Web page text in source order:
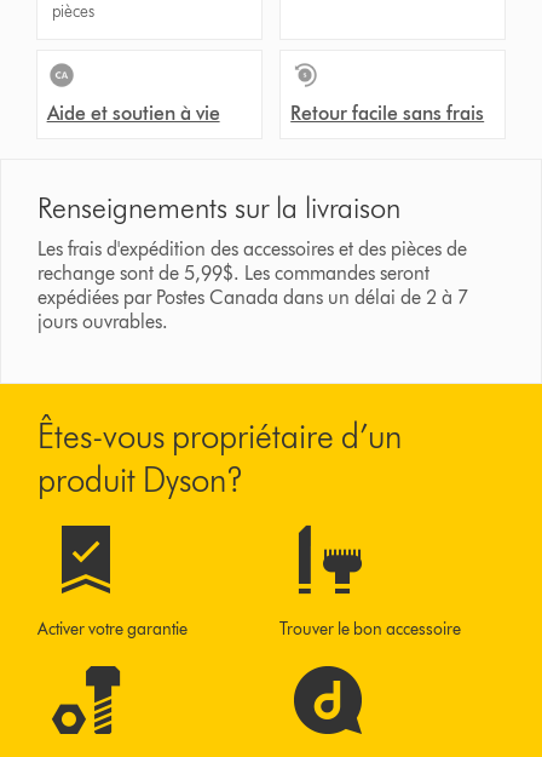
pièces
Aide et soutien à vie Retour facile sans frais
Renseignements sur la livraison
Les frais d'expédition des accessoires et des pièces de
rechange sont de 5,99$. Les commandes seront
expédiées par Postes Canada dans un délai de 2 à 7
jours ouvrables.
Êtes-vous propriétaire d’un
produit Dyson?
Activer votre garantie Trouver le bon accessoire